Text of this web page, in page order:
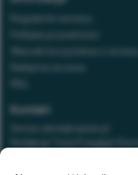
Kontakt